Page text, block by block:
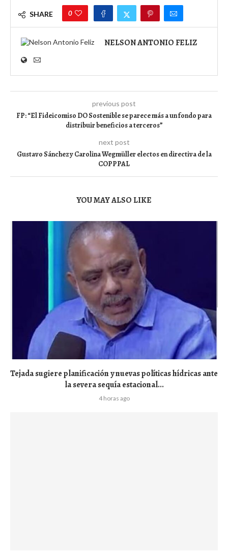
SHARE 0
NELSON ANTONIO FELIZ
previous post
FP: “El Fideicomiso DO Sostenible se parece más a un fondo para
distribuir beneficios a terceros”
next post
Gustavo Sánchez y Carolina Wegmüller electos en directiva de la
COPPPAL
YOU MAY ALSO LIKE
Tejada sugiere planificación y nuevas políticas hídricas ante
la severa sequía estacional...
4 horas ago